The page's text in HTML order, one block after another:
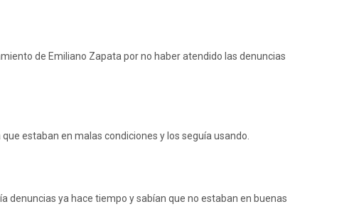
de Emiliano Zapata por no haber atendido las denuncias
estaban en malas condiciones y los seguía usando.
denuncias ya hace tiempo y sabían que no estaban en buenas